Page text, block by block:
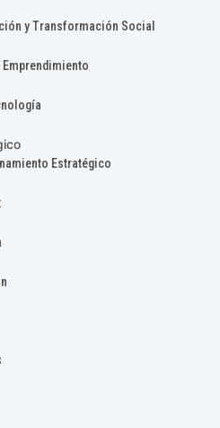
y Transformación Social
Estratégico